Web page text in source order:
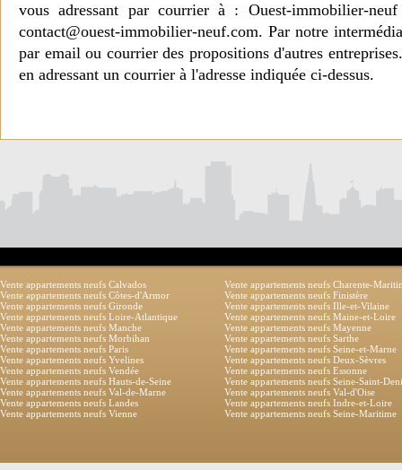
vous adressant par courrier à : Ouest-immobilier-
contact@ouest-immobilier-neuf.com. Par notre
par email ou courrier des propositions d'autres
en adressant un courrier à l'adresse indiquée ci-dessus.
Vente appartements neufs Calvados
Vente appartements neufs Charente-
Vente appartements neufs Côtes-d'Armor
Vente appartements neufs Finistère
Vente appartements neufs Gironde
Vente appartements neufs Ille-et-Vilaine
Vente appartements neufs Loire-Atlantique
Vente appartements neufs Maine-et-Loire
Vente appartements neufs Manche
Vente appartements neufs Mayenne
Vente appartements neufs Morbihan
Vente appartements neufs Sarthe
Vente appartements neufs Paris
Vente appartements neufs Seine-et-Marne
Vente appartements neufs Yvelines
Vente appartements neufs Deux-Sèvres
Vente appartements neufs Vendée
Vente appartements neufs Essonne
Vente appartements neufs Hauts-de-Seine
Vente appartements neufs Seine-Saint-
Vente appartements neufs Val-de-Marne
Vente appartements neufs Val-d'Oise
Vente appartements neufs Landes
Vente appartements neufs Indre-et-Loire
Vente appartements neufs Vienne
Vente appartements neufs Seine-Maritime